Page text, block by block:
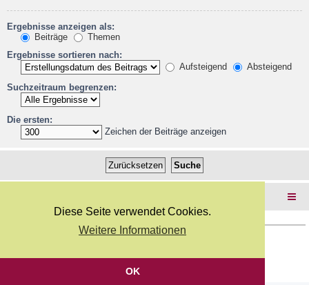
Diese Seite verwendet Cookies.
Weitere Informationen
OK
Ergebnisse anzeigen als:
Beiträge
Themen
Ergebnisse sortieren nach:
Aufsteigend
Absteigend
Suchzeitraum begrenzen:
Die ersten:
Zeichen der Beiträge anzeigen
Deutsche Übersetzung durchphpBB.de